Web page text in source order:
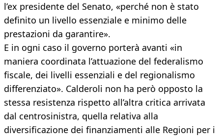
l’ex presidente del Senato, «perché non è stato
definito un livello essenziale e minimo delle
prestazioni da garantire».
E in ogni caso il governo porterà avanti «in
maniera coordinata l’attuazione del federalismo
fiscale, dei livelli essenziali e del regionalismo
differenziato». Calderoli non ha però opposto la
stessa resistenza rispetto all’altra critica arrivata
dal centrosinistra, quella relativa alla
diversificazione dei finanziamenti alle Regioni per i